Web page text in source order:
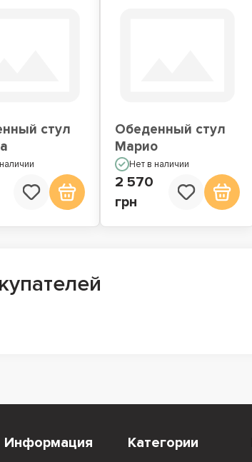
стул
Обеденный стул
Марио
Нет в наличии
2 570
грн
Информация Категории